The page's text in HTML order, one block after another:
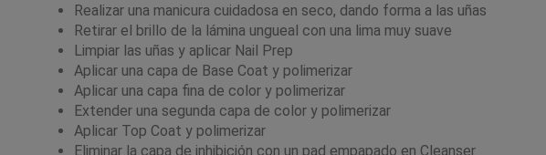
Realizar una manicura cuidadosa en seco, dando forma a las uñas
Retirar el brillo de la lámina ungueal con una lima muy suave
Limpiar las uñas y aplicar Nail Prep
Aplicar una capa de Base Coat y polimerizar
Aplicar una capa fina de color y polimerizar
Extender una segunda capa de color y polimerizar
Aplicar Top Coat y polimerizar
Eliminar la capa de inhibición con un pad empapado en Cleanser